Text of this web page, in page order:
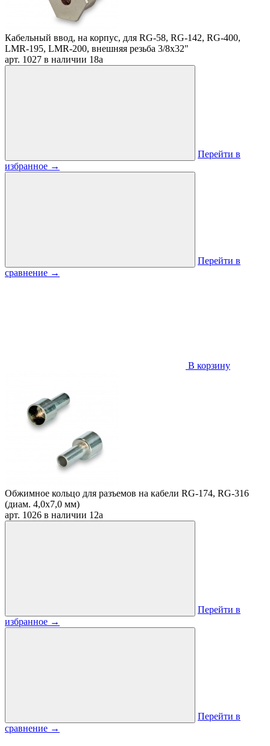
Кабельный ввод, на корпус, для RG-58, RG-142, RG-400,
LMR-195, LMR-200, внешняя резьба 3/8х32"
арт. 1027 в наличии 18a
Перейти в
избранное →
Перейти в
сравнение →
В корзину
Обжимное кольцо для разъемов на кабели RG-174, RG-316
(диам. 4,0х7,0 мм)
арт. 1026 в наличии 12a
Перейти в
избранное →
Перейти в
сравнение →